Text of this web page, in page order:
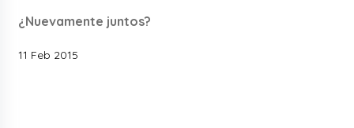
¿Nuevamente juntos?
11 Feb 2015